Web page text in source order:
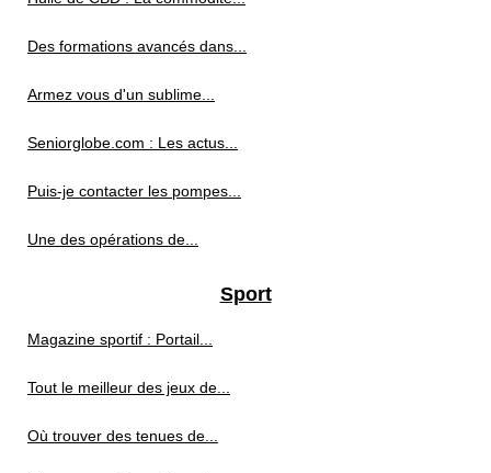
Des formations avancés dans...
Armez vous d'un sublime...
Seniorglobe.com : Les actus...
Puis-je contacter les pompes...
Une des opérations de...
Sport
Magazine sportif : Portail...
Tout le meilleur des jeux de...
Où trouver des tenues de...